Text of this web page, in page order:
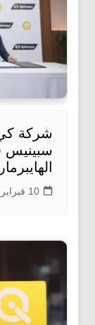
شركة كي
10 فبراير، 2026